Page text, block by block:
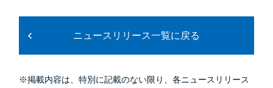
ニュースリリース一覧に戻る
※掲載内容は、特別に記載のない限り、各ニュースリリース